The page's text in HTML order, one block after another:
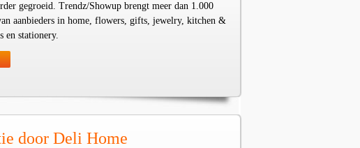
gegroeid. Trendz/Showup brengt meer dan 1.000
aanbieders in home, flowers, gifts, jewelry, kitchen &
en stationery.
door Deli Home